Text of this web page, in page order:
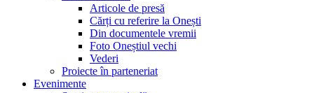
Articole de presă
Cărți cu referire la Onești
Din documentele vremii
Foto Oneștiul vechi
Vederi
Proiecte în parteneriat
Evenimente